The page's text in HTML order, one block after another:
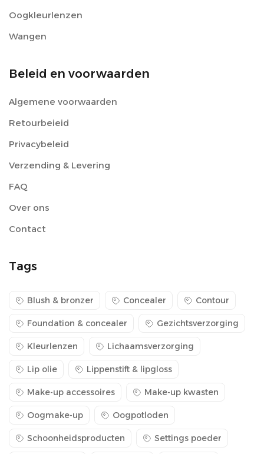
Oogkleurlenzen
Wangen
Beleid en voorwaarden
Algemene voorwaarden
Retourbeieid
Privacybeleid
Verzending & Levering
FAQ
Over ons
Contact
Tags
Blush & bronzer Concealer Contour
Foundation & concealer Gezichtsverzorging
Kleurlenzen Lichaamsverzorging
Lip olie Lippenstift & lipgloss
Make-up accessoires Make-up kwasten
Oogmake-up Oogpotloden
Schoonheidsproducten Settings poeder